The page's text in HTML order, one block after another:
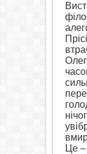
Це –